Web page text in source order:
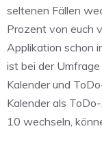
seltenen Fällen
Prozent von euch
Applikation schon
ist bei der
Kalender und
Kalender als
10 wechseln,